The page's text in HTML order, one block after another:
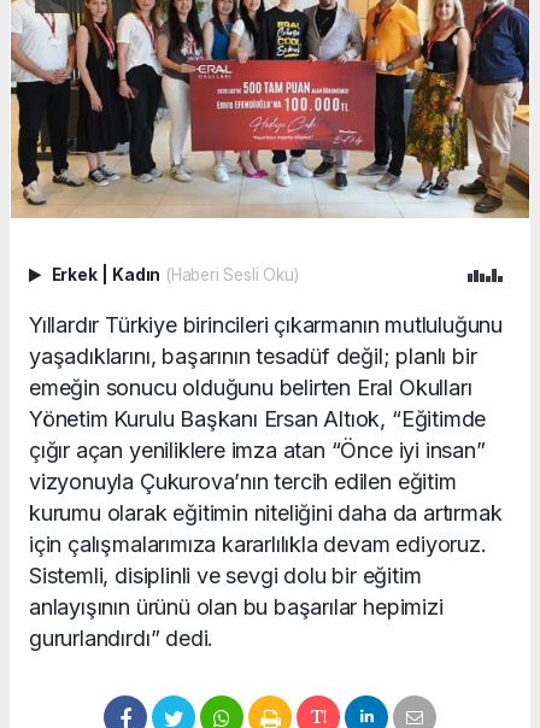
Erkek Kadın (Haberi Sesli Oku)
Yıllardır Türkiye birincileri çıkarmanın mutluluğunu
yaşadıklarını, başarının tesadüf değil; planlı bir
emeğin sonucu olduğunu belirten Eral Okulları
Yönetim Kurulu Başkanı Ersan Altıok, “Eğitimde
çığır açan yeniliklere imza atan “Önce iyi insan”
vizyonuyla Çukurova’nın tercih edilen eğitim
kurumu olarak eğitimin niteliğini daha da artırmak
için çalışmalarımıza kararlılıkla devam ediyoruz.
Sistemli, disiplinli ve sevgi dolu bir eğitim
anlayışının ürünü olan bu başarılar hepimizi
gururlandırdı” dedi.